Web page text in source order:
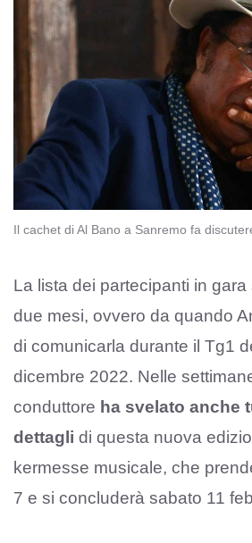
Il cachet di Al Bano a Sanremo fa
La lista dei partecipanti in
due mesi, ovvero da quando
di comunicarla durante il Tg1
dicembre 2022. Nelle
conduttore ha svelato anche
dettagli di questa nuova
kermesse musicale, che
7 e si concluderà sabato 11